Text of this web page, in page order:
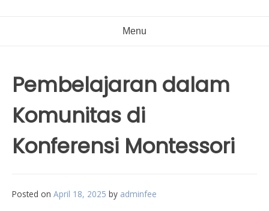
Menu
Pembelajaran dalam
Komunitas di
Konferensi Montessori
Posted on April 18, 2025 by adminfee